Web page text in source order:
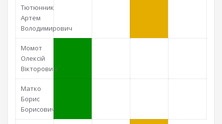
Тютюнник
Артем
Володимирович
Момот
Олексій
Вікторович
Матко
Борис
Борисович